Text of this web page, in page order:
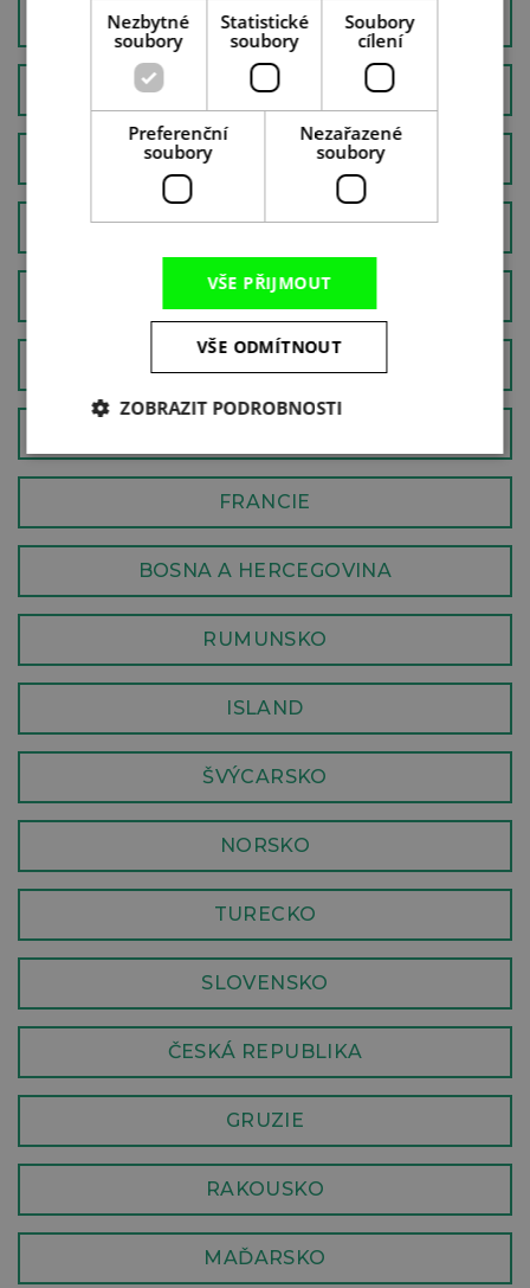
ČERNÁ HORA
ALBÁNIE
PORTUGALSKO
SEVERNÍ MAKEDONIE
KOSOVO
FRANCIE
BOSNA A HERCEGOVINA
RUMUNSKO
ISLAND
ŠVÝCARSKO
NORSKO
TURECKO
SLOVENSKO
ČESKÁ REPUBLIKA
GRUZIE
RAKOUSKO
MAĎARSKO
Nezbytné
soubory
Statistické
soubory
Soubory
cílení
Preferenční
soubory
Nezařazené
soubory
VŠE PŘIJMOUT
VŠE ODMÍTNOUT
ZOBRAZIT PODROBNOSTI